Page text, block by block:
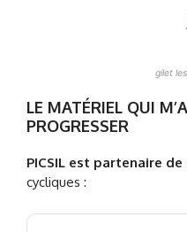
gilet
LE MATÉRIEL QUI
PROGRESSER
PICSIL est partenaire de
cycliques :